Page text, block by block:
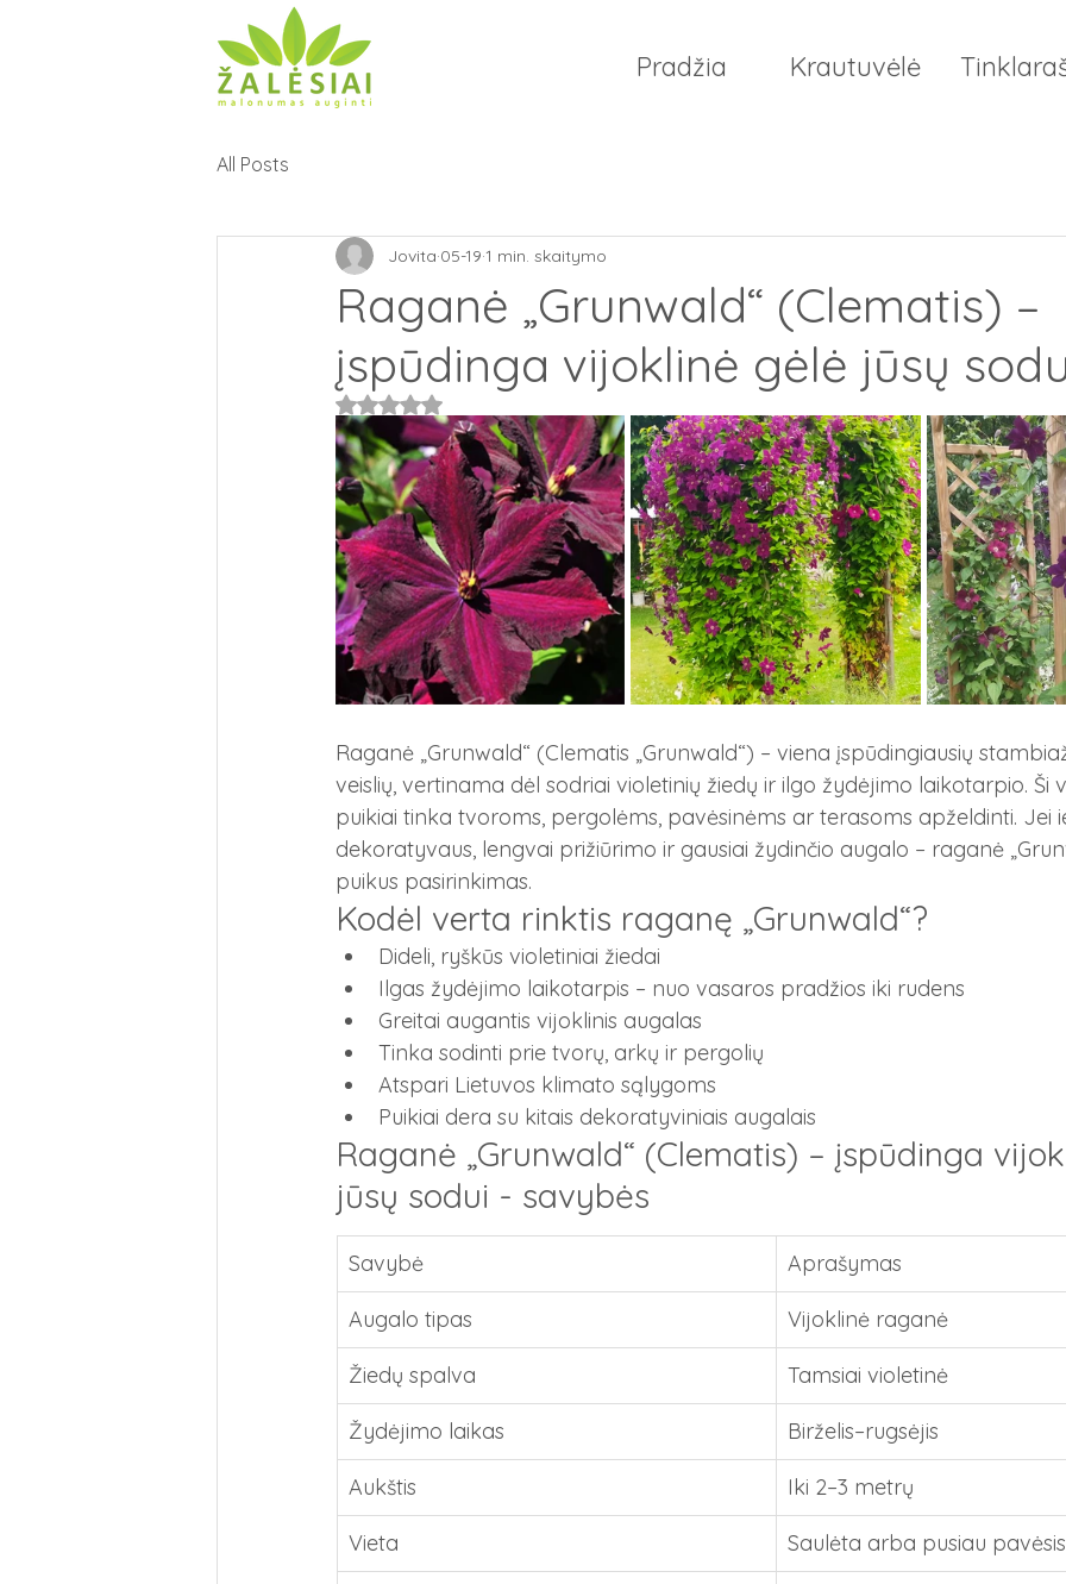
Pradžia Krautuvėlė
All Posts
Raganė „Grunwald“ (Clematis) –
įspūdinga vijoklinė gėlė jūsų
Jovita 05-19 1 min. skaitymo
Įvertinta NaN iš 5 žvaigždučių.
Raganė „Grunwald“ (Clematis „Grunwald“) – viena įspūdingiausių
veislių, vertinama dėl sodriai violetinių žiedų ir ilgo žydėjimo laikotarpio. Ši
puikiai tinka tvoroms, pergolėms, pavėsinėms ar terasoms apželdinti. Jei
dekoratyvaus, lengvai prižiūrimo ir gausiai žydinčio augalo – raganė
puikus pasirinkimas.
Kodėl verta rinktis raganę „Grunwald“?
Dideli, ryškūs violetiniai žiedai
Ilgas žydėjimo laikotarpis – nuo vasaros pradžios iki rudens
Greitai augantis vijoklinis augalas
Tinka sodinti prie tvorų, arkų ir pergolių
Atspari Lietuvos klimato sąlygoms
Puikiai dera su kitais dekoratyviniais augalais
Raganė „Grunwald“ (Clematis) – įspūdinga
jūsų sodui - savybės
Savybė Aprašymas
Augalo tipas Vijoklinė raganė
Žiedų spalva Tamsiai violetinė
Žydėjimo laikas Birželis–rugsėjis
Aukštis Iki 2–3 metrų
Vieta Saulėta arba pusiau pavėsis